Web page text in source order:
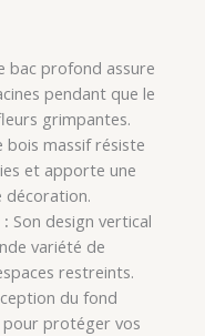
bac profond assure
pendant que le
grimpantes.
bois massif résiste
et apporte une
décoration.
Son design vertical
variété de
restreints.
du fond
pour protéger vos